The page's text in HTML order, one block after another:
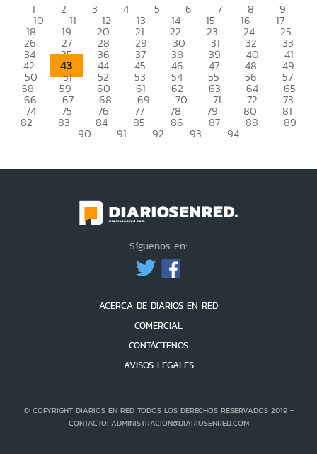
1 2 3 4 5 6 7 8 9
10 11 12 13 14 15 16 17
18 19 20 21 22 23 24 25
26 27 28 29 30 31 32 33
34 35 36 37 38 39 40 41
42 43 44 45 46 47 48 49
50 51 52 53 54 55 56 57
58 59 60 61 62 63 64 65
66 67 68 69 70 71 72 73
74 75 76 77 78 79 80 81
82 83 84 85 86 87 88 89
90 91 92 93 94
Síguenos en:
ACERCA DE DIARIOS EN RED
COMERCIAL
CONTÁCTENOS
AVISOS LEGALES
© COPYRIGHT DIARIOS EN RED TODOS LOS DERECHOS RESERVADOS 2019 -
CONTACTO: ADMINISTRACION@DIARIOSENRED.COM